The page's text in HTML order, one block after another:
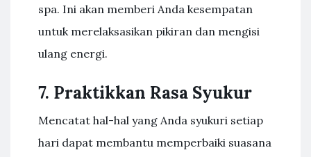
spa. Ini akan memberi Anda kesempatan
untuk merelaksasikan pikiran dan mengisi
ulang energi.
7. Praktikkan Rasa Syukur
Mencatat hal-hal yang Anda syukuri setiap
hari dapat membantu memperbaiki suasana